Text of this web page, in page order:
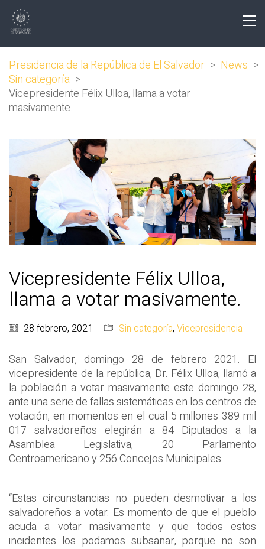
Presidencia de la República de El Salvador > News >
Sin categoría >
Vicepresidente Félix Ulloa, llama a votar
masivamente.
Vicepresidente Félix Ulloa,
llama a votar masivamente.
28 febrero, 2021 Sin categoría, Vicepresidencia
San Salvador, domingo 28 de febrero 2021. El
vicepresidente de la república, Dr. Félix Ulloa, llamó a
la población a votar masivamente este domingo 28,
ante una serie de fallas sistemáticas en los centros de
votación, en momentos en el cual 5 millones 389 mil
017 salvadoreños elegirán a 84 Diputados a la
Asamblea Legislativa, 20 Parlamento
Centroamericano y 256 Concejos Municipales.
“Estas circunstancias no pueden desmotivar a los
salvadoreños a votar. Es momento de que el pueblo
acuda a votar masivamente y que todos estos
incidentes los podamos subsanar, porque no son